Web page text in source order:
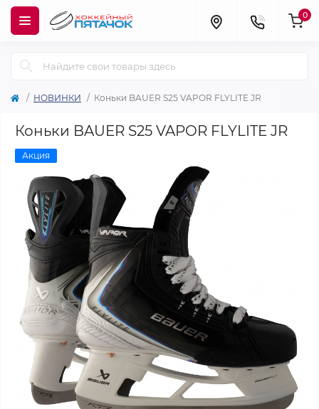
0
НОВИНКИ Коньки BAUER S25 VAPOR FLYLITE JR
Коньки BAUER S25 VAPOR FLYLITE JR
Акция